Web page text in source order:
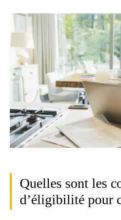
Quelles sont les
d’éligibilité pour